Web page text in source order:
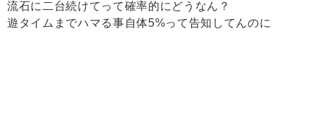
流石に二台続けてって確率的にどうなん？
遊タイムまでハマる事自体5%って告知してんのに